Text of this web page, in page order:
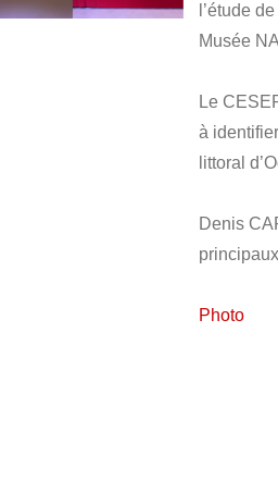
l’étude
Musée
Le
à
littoral
Denis
Photo